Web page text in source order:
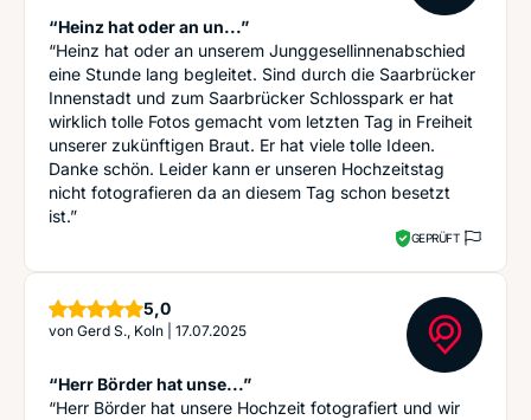
“Heinz hat oder an un...”
“Heinz hat oder an unserem Junggesellinnenabschied
eine Stunde lang begleitet. Sind durch die Saarbrücker
Innenstadt und zum Saarbrücker Schlosspark er hat
wirklich tolle Fotos gemacht vom letzten Tag in Freiheit
unserer zukünftigen Braut. Er hat viele tolle Ideen.
Danke schön. Leider kann er unseren Hochzeitstag
nicht fotografieren da an diesem Tag schon besetzt
ist.”
GEPRÜFT
5,0Sterne
von Gerd S., Koln 17.07.2025
“Herr Börder hat unse...”
“Herr Börder hat unsere Hochzeit fotografiert und wir